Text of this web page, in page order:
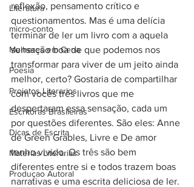
Literatura
micro-conto
Mulheres em Cena
Poesia
Projetos Literarios
Escritoras Brasileiras
Dicas de Escrita
Materias Literarias
Produçao Autoral
reflexão, pensamento crítico e
questionamentos. Mas é uma delícia
terminar de ler um livro com a aquela
sensação boa de que podemos nos
transformar para viver de um jeito ainda
melhor, certo? Gostaria de compartilhar
com vocês três livros que me
despertaram essa sensação, cada um
por questões diferentes. São eles: Anne
de Green Grables, Livre e De amor
tenho vivido. Os três são bem
diferentes entre si e todos trazem boas
narrativas e uma escrita deliciosa de ler.